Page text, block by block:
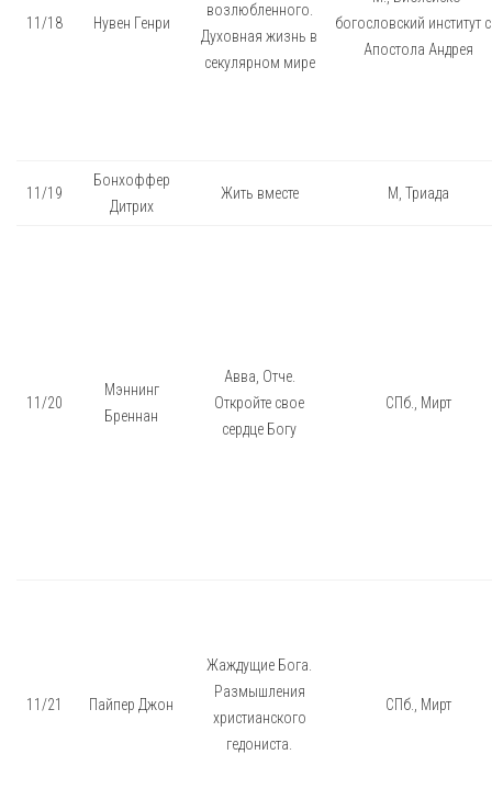
11/18 Нувен Генри
возлюбленного.
Духовная жизнь в
секулярном мире
богословский институт
Апостола Андрея
11/19
Бонхоффер
Дитрих
Жить вместе М, Триада
11/20
Мэннинг
Бреннан
Авва, Отче.
Откройте свое
сердце Богу
СПб., Мирт
11/21 Пайпер Джон
Жаждущие Бога.
Размышления
христианского
гедониста.
СПб., Мирт